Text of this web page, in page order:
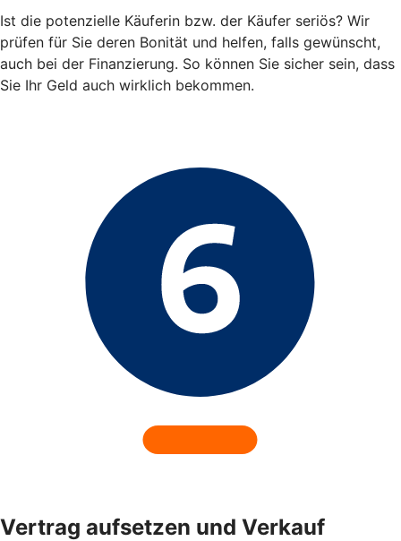
Ist die potenzielle Käuferin bzw. der Käufer seriös? Wir
prüfen für Sie deren Bonität und helfen, falls gewünscht,
auch bei der Finanzierung. So können Sie sicher sein, dass
Sie Ihr Geld auch wirklich bekommen.
Vertrag aufsetzen und Verkauf